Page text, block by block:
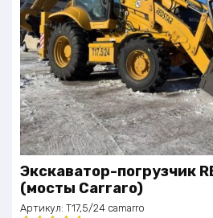
Экскаватор-погрузчик
(мосты Carraro)
Артикул: T17,5/24 camarro